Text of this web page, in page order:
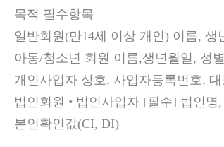
목적 필수항목
일반회원(만14세 이상 개인) 이름,
아동/청소년 회원 이름,생년월일, 성
개인사업자 상호, 사업자등록번호,
법인회원 • 법인사업자 [필수] 법인
본인확인값(CI, DI)